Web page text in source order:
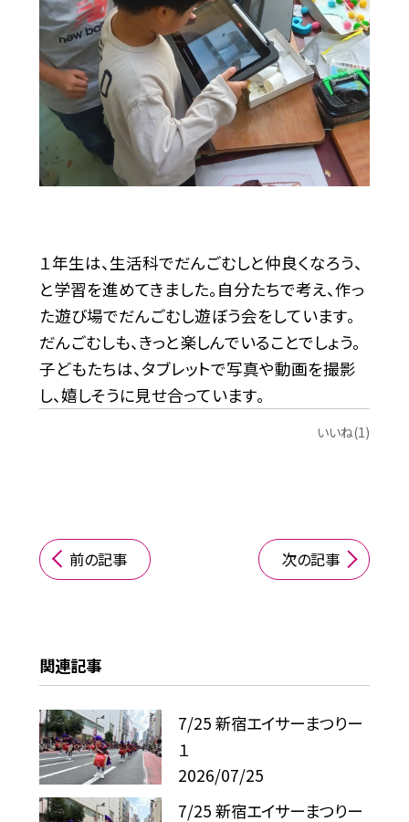
１年生は、生活科でだんごむしと仲良くなろう、
と学習を進めてきました。自分たちで考え、作っ
た遊び場でだんごむし遊ぼう会をしています。
だんごむしも、きっと楽しんでいることでしょう。
子どもたちは、タブレットで写真や動画を撮影
し、嬉しそうに見せ合っています。
いいね(1)
前の記事 次の記事
関連記事
7/25 新宿エイサーまつりー
１
2026/07/25
7/25 新宿エイサーまつりー